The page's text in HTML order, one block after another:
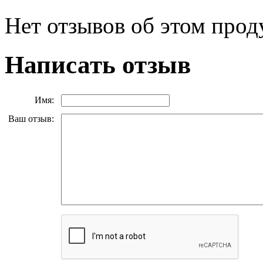
Нет отзывов об этом
Написать отзыв
Имя:
Ваш отзыв: